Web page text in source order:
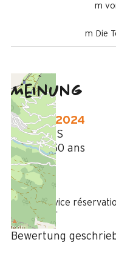
m
m Die
Meinung
Februar 2024
FRANCOIS
Plus de 50 ans
Homme
5
/ 5
Super service
hébergeur
Bewertung